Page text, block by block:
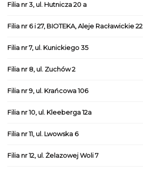
Filia nr 3, ul. Hutnicza 20 a
Filia nr 6 i 27, BIOTEKA, Aleje Racławickie 22
Filia nr 7, ul. Kunickiego 35
Filia nr 8, ul. Zuchów 2
Filia nr 9, ul. Krańcowa 106
Filia nr 10, ul. Kleeberga 12a
Filia nr 11, ul. Lwowska 6
Filia nr 12, ul. Żelazowej Woli 7